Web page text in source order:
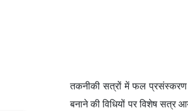
तकनीकी सत्रों में फल प्रसंस्करण के
बनाने की विधियों पर विशेष सत्र